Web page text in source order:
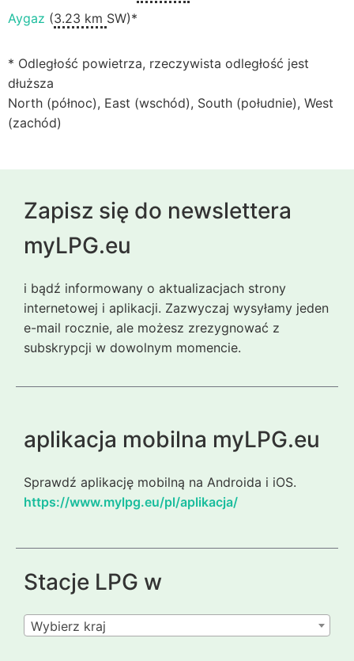
Aygaz (3.23 km SW)*
* Odległość powietrza, rzeczywista odległość jest
dłuższa
North (północ), East (wschód), South (południe), West
(zachód)
Zapisz się do newslettera
myLPG.eu
i bądź informowany o aktualizacjach strony
internetowej i aplikacji. Zazwyczaj wysyłamy jeden
e-mail rocznie, ale możesz zrezygnować z
subskrypcji w dowolnym momencie.
aplikacja mobilna myLPG.eu
Sprawdź aplikację mobilną na Androida i iOS.
https://www.mylpg.eu/pl/aplikacja/
Stacje LPG w
Wybierz kraj